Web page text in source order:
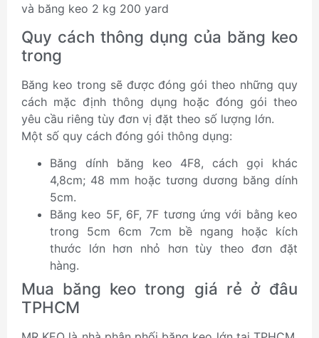
và băng keo 2 kg 200 yard
Quy cách thông dụng của băng keo
trong
Băng keo trong sẽ được đóng gói theo những quy
cách mặc định thông dụng hoặc đóng gói theo
yêu cầu riêng tùy đơn vị đặt theo số lượng lớn.
Một số quy cách đóng gói thông dụng:
Băng dính băng keo 4F8, cách gọi khác
4,8cm; 48 mm hoặc tương dương băng dính
5cm.
Băng keo 5F, 6F, 7F tương ứng với bằng keo
trong 5cm 6cm 7cm bề ngang hoặc kích
thước lớn hơn nhỏ hơn tùy theo đơn đặt
hàng.
Mua băng keo trong giá rẻ ở đâu
TPHCM